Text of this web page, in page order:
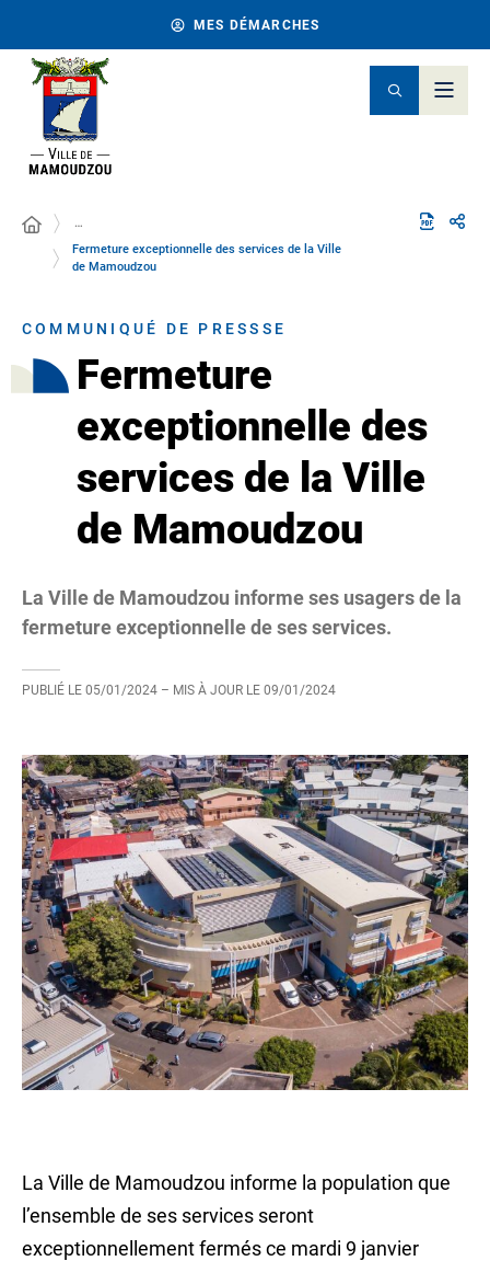
MES DÉMARCHES
…
Fermeture exceptionnelle des services de la Ville
de Mamoudzou
COMMUNIQUÉ DE PRESSSE
Fermeture
exceptionnelle des
services de la Ville
de Mamoudzou
La Ville de Mamoudzou informe ses usagers de la
fermeture exceptionnelle de ses services.
PUBLIÉ LE 05/01/2024 – MIS À JOUR LE 09/01/2024
La Ville de Mamoudzou informe la population que
l’ensemble de ses services seront
exceptionnellement fermés ce mardi 9 janvier